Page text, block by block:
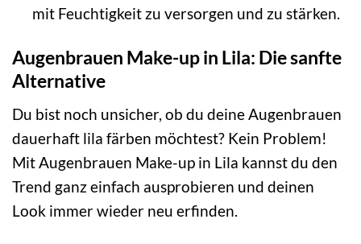
mit Feuchtigkeit zu versorgen und zu stärken.
Augenbrauen Make-up in Lila: Die sanfte
Alternative
Du bist noch unsicher, ob du deine Augenbrauen
dauerhaft lila färben möchtest? Kein Problem!
Mit Augenbrauen Make-up in Lila kannst du den
Trend ganz einfach ausprobieren und deinen
Look immer wieder neu erfinden.